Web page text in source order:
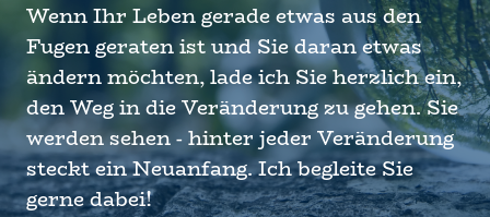
Wenn Ihr Leben gerade etwas aus den
Fugen geraten ist und Sie daran etwas
ändern möchten, lade ich Sie herzlich ein,
den Weg in die Veränderung zu gehen. Sie
werden sehen - hinter jeder Veränderung
steckt ein Neuanfang. Ich begleite Sie
gerne dabei!